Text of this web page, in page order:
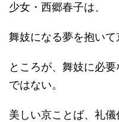
少女・西郷春子は、
舞妓になる夢を抱いて
ところが、舞妓に必
ではない。
美しい京ことば、礼